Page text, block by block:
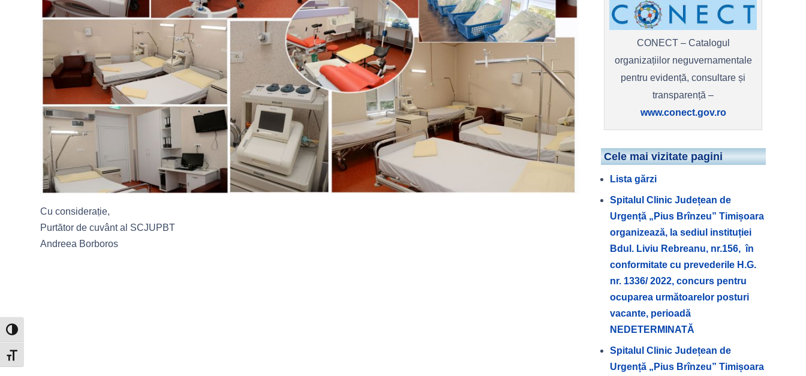
Toggle High Contrast
Toggle Font size
Cu considerație,
Purtător de cuvânt al SCJUPBT
Andreea Borboros
CONECT – Catalogul
organizațiilor neguvernamentale
pentru evidență, consultare și
transparență –
www.conect.gov.ro
Cele mai vizitate pagini
Lista gărzi
Spitalul Clinic Județean de
Urgență „Pius Brînzeu” Timișoara
organizează, la sediul instituției
Bdul. Liviu Rebreanu, nr.156, în
conformitate cu prevederile H.G.
nr. 1336/ 2022, concurs pentru
ocuparea următoarelor posturi
vacante, perioadă
NEDETERMINATĂ
Spitalul Clinic Județean de
Urgență „Pius Brînzeu” Timișoara